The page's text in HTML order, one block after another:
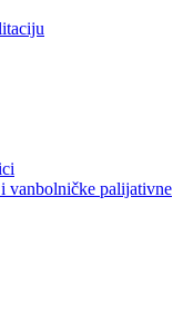
vanbolničke palijativne